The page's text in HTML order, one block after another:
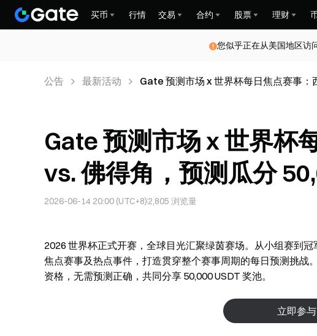
买币 行情 交易 合约 股票 理财
您似乎正在从美国地区访
公告 最新活动 Gate 预测市场 x 世界杯每日焦点赛事：
Gate 预测市场 x 世界杯
vs. 佛得角，预测瓜分
2026-06-14 20:00 (UTC+8)2,805 浏览量
2026 世界杯正式开赛，全球目光汇聚绿茵赛场。从小组赛到
焦点赛事及热点事件，打造贯穿整个赛事周期的每日预测挑战
资格，无需预测正确，共同分享 50,000 USDT 奖池。
立即参与